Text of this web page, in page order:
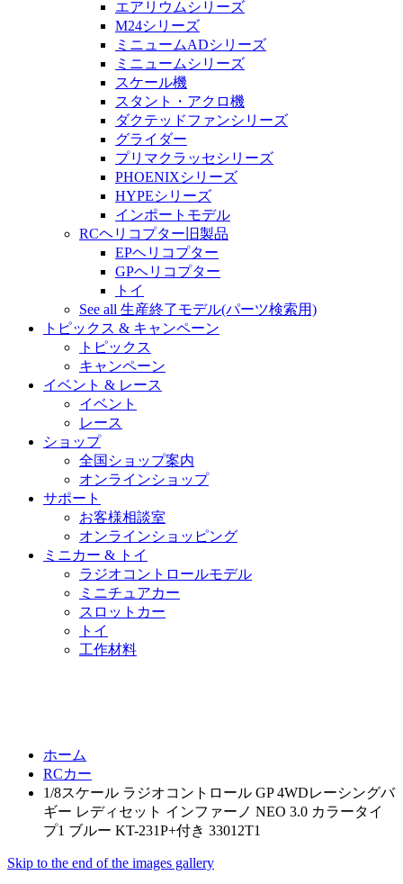
エアリウムシリーズ
M24シリーズ
ミニュームADシリーズ
ミニュームシリーズ
スケール機
スタント・アクロ機
ダクテッドファンシリーズ
グライダー
プリマクラッセシリーズ
PHOENIXシリーズ
HYPEシリーズ
インポートモデル
RCヘリコプター旧製品
EPヘリコプター
GPヘリコプター
トイ
See all 生産終了モデル(パーツ検索用)
トピックス & キャンペーン
トピックス
キャンペーン
イベント & レース
イベント
レース
ショップ
全国ショップ案内
オンラインショップ
サポート
お客様相談室
オンラインショッピング
ミニカー & トイ
ラジオコントロールモデル
ミニチュアカー
スロットカー
トイ
工作材料
ホーム
RCカー
1/8スケール ラジオコントロール GP 4WDレーシングバ
ギー レディセット インファーノ NEO 3.0 カラータイ
プ1 ブルー KT-231P+付き 33012T1
Skip to the end of the images gallery